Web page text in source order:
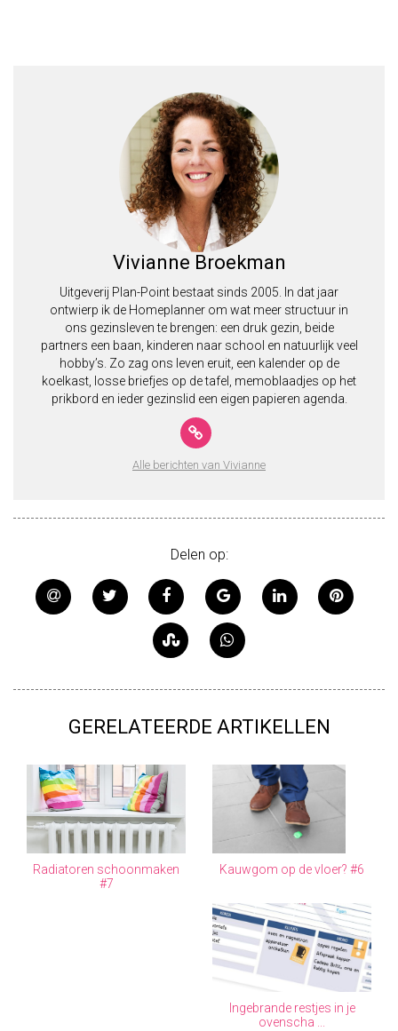
Vivianne Broekman
Uitgeverij Plan-Point bestaat sinds 2005. In dat jaar
ontwierp ik de Homeplanner om wat meer structuur in
ons gezinsleven te brengen: een druk gezin, beide
partners een baan, kinderen naar school en natuurlijk veel
hobby’s. Zo zag ons leven eruit, een kalender op de
koelkast, losse briefjes op de tafel, memoblaadjes op het
prikbord en ieder gezinslid een eigen papieren agenda.
Alle berichten van Vivianne
Delen op:
GERELATEERDE ARTIKELLEN
Radiatoren schoonmaken
#7
Kauwgom op de vloer? #6
Ingebrande restjes in je
ovenscha ...